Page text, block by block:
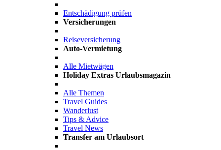
Entschädigung prüfen
Versicherungen
Reiseversicherung
Auto-Vermietung
Alle Mietwägen
Holiday Extras Urlaubsmagazin
Alle Themen
Travel Guides
Wanderlust
Tips & Advice
Travel News
Transfer am Urlaubsort